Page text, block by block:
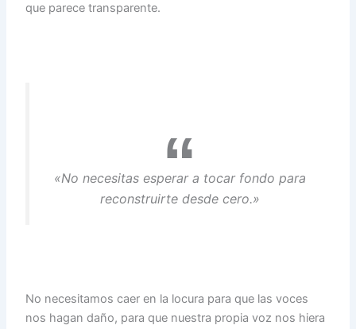
que parece transparente.
«No necesitas esperar a tocar fondo para
reconstruirte desde cero.»
No necesitamos caer en la locura para que las voces
nos hagan daño, para que nuestra propia voz nos hiera